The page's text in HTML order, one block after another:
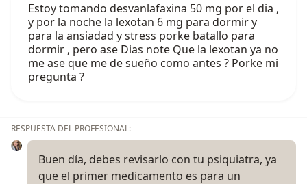
Estoy tomando desvanlafaxina 50 mg por el dia ,
y por la noche la lexotan 6 mg para dormir y
para la ansiadad y stress porke batallo para
dormir , pero ase Dias note Que la lexotan ya no
me ase que me de sueño como antes ? Porke mi
pregunta ?
RESPUESTA DEL PROFESIONAL:
Buen día, debes revisarlo con tu psiquiatra, ya
que el primer medicamento es para un